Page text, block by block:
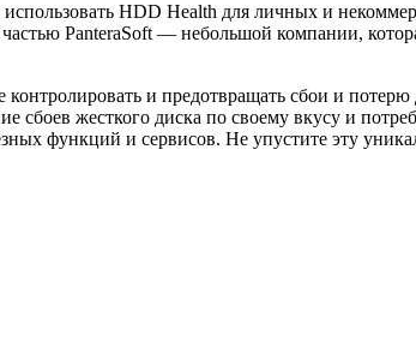
HDD Health для личных и
PanteraSoft — небольшой компании,
и предотвращать сбои и
сбоев жесткого диска по своему вкусу и
функций и сервисов. Не упустите эту